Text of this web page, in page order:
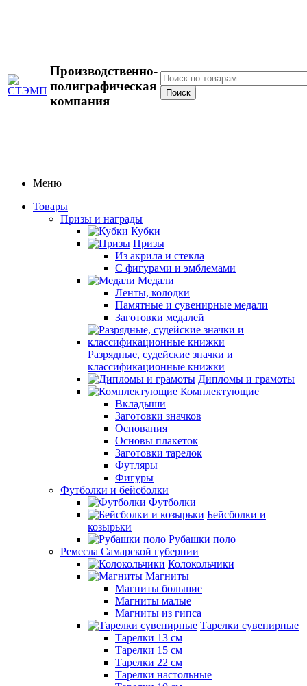
Производственно-
полиграфическая
компания
Меню
Товары
Призы и награды
Кубки
Призы
Из акрила и стекла
С фигурами и эмблемами
Медали
Ленты, колодки
Памятные и сувенирные медали
Заготовки медалей
Разрядные, судейские значки и
классификационные книжки
Дипломы и грамоты
Комплектующие
Вкладыши
Заготовки значков
Основания
Основы плакеток
Заготовки тарелок
Футляры
Фигуры
Футболки и бейсболки
Футболки
Бейсболки и
козырьки
Рубашки поло
Ремесла Самарской губернии
Колокольчики
Магниты
Магниты большие
Магниты малые
Магниты из гипса
Тарелки сувенирные
Тарелки 13 см
Тарелки 15 см
Тарелки 22 см
Тарелки настольные